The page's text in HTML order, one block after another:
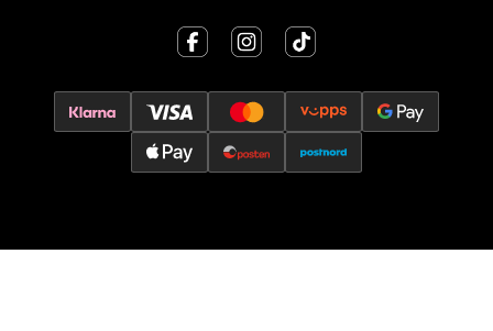
Lillehammer - Strandtorget
Strandtorget, 2609 Lillehammer
Åpent i dag 09-20
0 i butikk